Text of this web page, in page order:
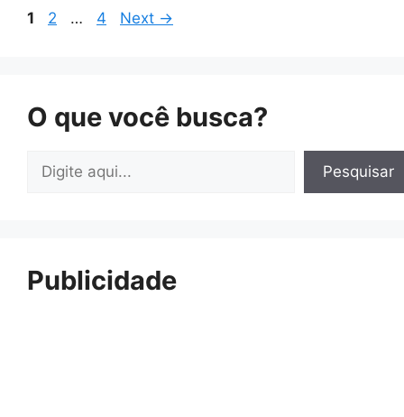
Page
1 Page
2 … Page
4 Next →
O que você busca?
Pesquisar
Publicidade